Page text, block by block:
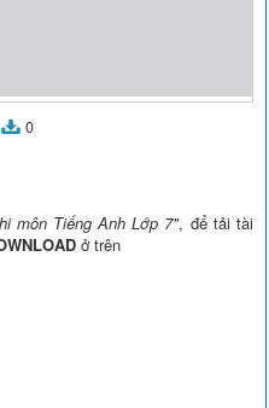
0
môn Tiếng Anh Lớp 7", để tải tài
ở trên